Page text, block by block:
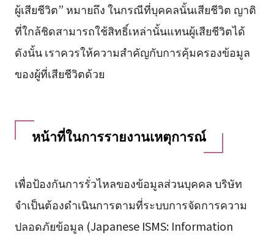
ผู้เสียชีวิต” หมายถึง ในกรณีที่บุคคลนั้นเสียชีวิต ญาติ
ที่ใกล้ชิดสามารถใช้สิทธิ์เหล่านั้นแทนผู้เสียชีวิตได้
ดังนั้น เราควรให้ความสำคัญกับการคุ้มครองข้อมูล
ของผู้ที่เสียชีวิตด้วย
หน้าที่ในการรายงานเหตุการณ์
เพื่อป้องกันการรั่วไหลของข้อมูลส่วนบุคคล บริษัท
จำเป็นต้องดำเนินการตามที่ระบบการจัดการความ
ปลอดภัยข้อมูล (Japanese ISMS: Information